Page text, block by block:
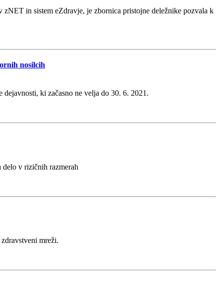
in sistem eZdravje, je zbornica pristojne deležnike pozvala k
nosilcih
ki začasno ne velja do 30. 6. 2021.
v rizičnih razmerah
mreži.